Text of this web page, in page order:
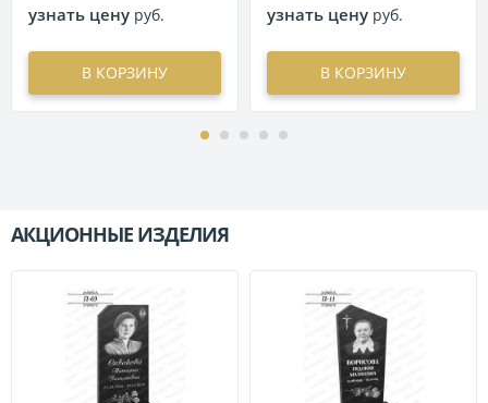
узнать цену руб.
В КОРЗИНУ
узнать цену руб.
В КОРЗИНУ
АКЦИОННЫЕ ИЗДЕЛИЯ